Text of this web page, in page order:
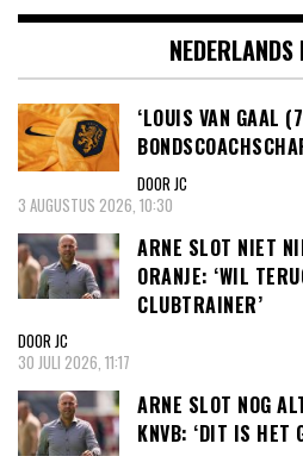
NEDERLANDS
‘LOUIS VAN GAAL
DOOR JC
3 AUGUSTUS 2026, 10:30
ARNE SLOT NIET
ORANJE: ‘WIL
CLUBTRAINER’
DOOR JC
30 JULI 2026, 11:17
ARNE SLOT NOG
KNVB: ‘DIT IS HET